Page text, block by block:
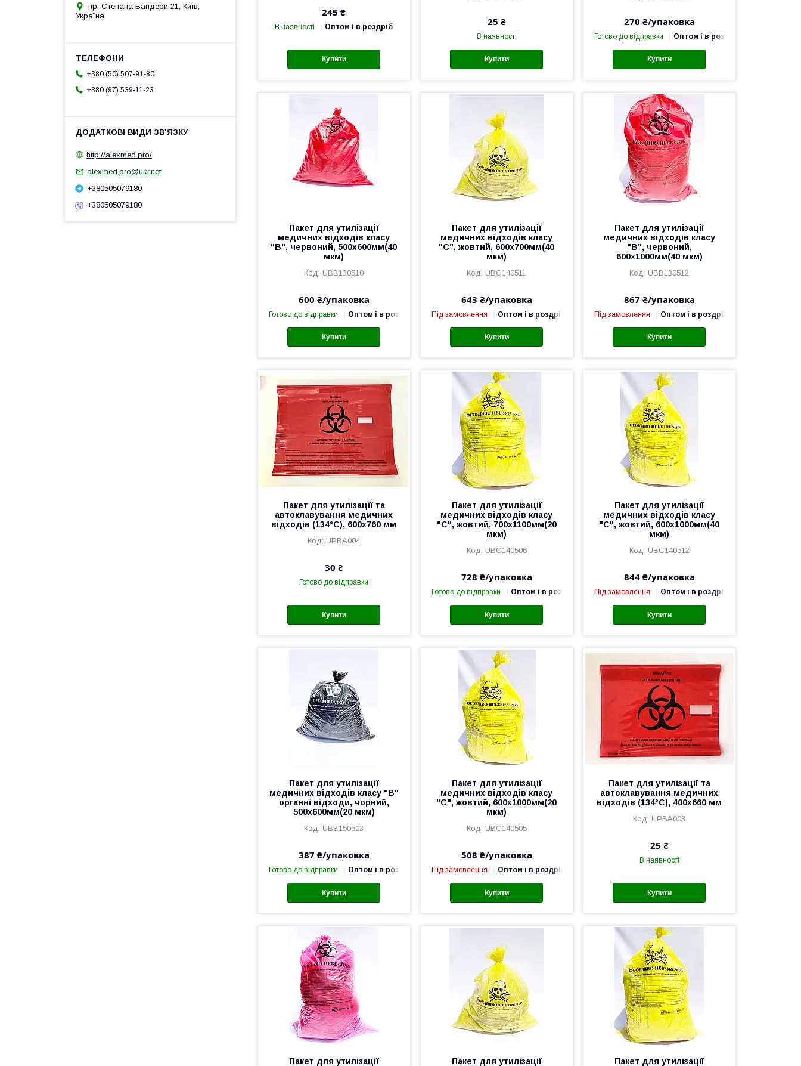
245 ₴
В наявності Оптом і в роздріб
Купити
25 ₴
В наявності
Купити
270 ₴/упаковка
Готово до відправки Оптом і в роздріб
Купити
Пакет для утилізації
медичних відходів класу
"В", червоний, 500х600мм(40
мкм)
UBB130510
600 ₴/упаковка
Готово до відправки Оптом і в роздріб
Купити
Пакет для утилізації
медичних відходів класу
"С", жовтий, 600х700мм(40
мкм)
UBC140511
643 ₴/упаковка
Під замовлення Оптом і в роздріб
Купити
Пакет для утилізації
медичних відходів класу
"В", червоний,
600х1000мм(40 мкм)
UBB130512
867 ₴/упаковка
Під замовлення Оптом і в роздріб
Купити
Пакет для утилізації та
автоклавування медичних
відходів (134°C), 600х760 мм
UPBA004
30 ₴
Готово до відправки
Купити
Пакет для утилізації
медичних відходів класу
"С", жовтий, 700х1100мм(20
мкм)
UBC140506
728 ₴/упаковка
Готово до відправки Оптом і в роздріб
Купити
Пакет для утилізації
медичних відходів класу
"С", жовтий, 600х1000мм(40
мкм)
UBC140512
844 ₴/упаковка
Під замовлення Оптом і в роздріб
Купити
Пакет для утилізації
медичних відходів класу "В"
органні відходи, чорний,
500х600мм(20 мкм)
UBB150503
387 ₴/упаковка
Готово до відправки Оптом і в роздріб
Купити
Пакет для утилізації
медичних відходів класу
"С", жовтий, 600х1000мм(20
мкм)
UBC140505
508 ₴/упаковка
Під замовлення Оптом і в роздріб
Купити
Пакет для утилізації та
автоклавування медичних
відходів (134°C), 400х660 мм
UPBA003
25 ₴
В наявності
Купити
Пакет для утилізації
Пакет для утилізації
Пакет для утилізації
пр. Степана Бандери 21, Київ,
Україна
+380 (50) 507-91-80
+380 (97) 539-11-23
http://alexmed.pro/
alexmed.pro@ukr.net
+380505079180
+380505079180